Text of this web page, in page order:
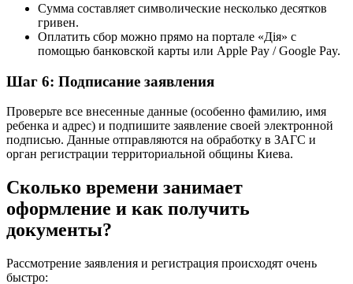
Сумма составляет символические несколько десятков
гривен.
Оплатить сбор можно прямо на портале «Дія» с
помощью банковской карты или Apple Pay / Google Pay.
Шаг 6: Подписание заявления
Проверьте все внесенные данные (особенно фамилию, имя
ребенка и адрес) и подпишите заявление своей электронной
подписью. Данные отправляются на обработку в ЗАГС и
орган регистрации территориальной общины Киева.
Сколько времени занимает
оформление и как получить
документы?
Рассмотрение заявления и регистрация происходят очень
быстро: